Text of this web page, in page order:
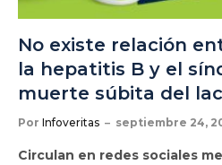
No existe relación
la hepatitis B y el
muerte súbita del
Por Infoveritas septiembre 24,
Circulan en redes sociales